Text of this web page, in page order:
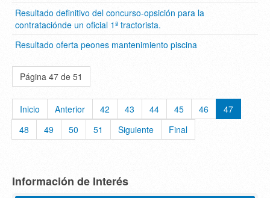
Resultado definitivo del concurso-opsición para la
contrataciónde un oficial 1ª tractorista.
Resultado oferta peones mantenimiento piscina
Página 47 de 51
Inicio Anterior 42 43 44 45 46
47
48
49 50 51 Siguiente Final
Información de Interés